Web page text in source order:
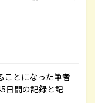
ことになった筆者
日間の記録と記